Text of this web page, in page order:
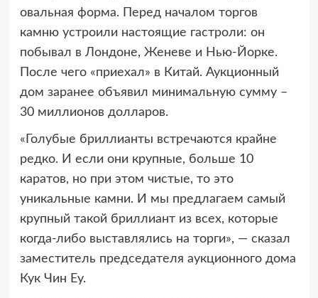
овальная форма. Перед началом торгов
камню устроили настоящие гастроли: он
побывал в Лондоне, Женеве и Нью-Йорке.
После чего «приехал» в Китай. Аукционный
дом заранее объявил минимальную сумму –
30 миллионов долларов.
«Голубые бриллианты встречаются крайне
редко. И если они крупные, больше 10
каратов, но при этом чистые, то это
уникальные камни. И мы предлагаем самый
крупный такой бриллиант из всех, которые
когда-либо выставлялись на торги», — сказал
заместитель председателя аукционного дома
Кук Чин Еу.